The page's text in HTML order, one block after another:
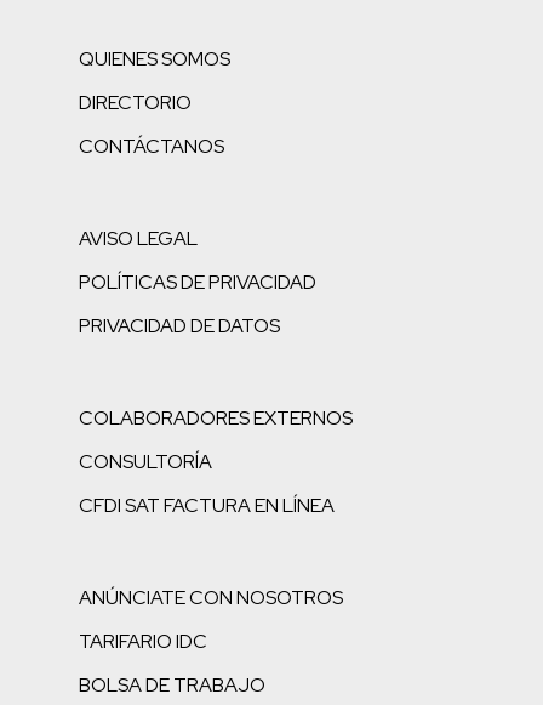
QUIENES SOMOS
DIRECTORIO
CONTÁCTANOS
AVISO LEGAL
POLÍTICAS DE PRIVACIDAD
PRIVACIDAD DE DATOS
COLABORADORES EXTERNOS
CONSULTORÍA
CFDI SAT FACTURA EN LÍNEA
ANÚNCIATE CON NOSOTROS
TARIFARIO IDC
BOLSA DE TRABAJO